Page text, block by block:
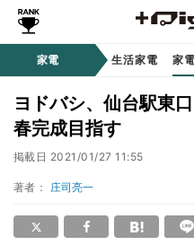
家電
計 / ウェアラブル 生活家電 家
ヨドバシ、仙台駅東
春完成目指す
掲載日 2021/01/27 11:55
著者： 庄司亮一